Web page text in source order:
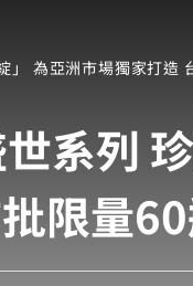
為亞洲市場獨家打造
系列 珍
限量